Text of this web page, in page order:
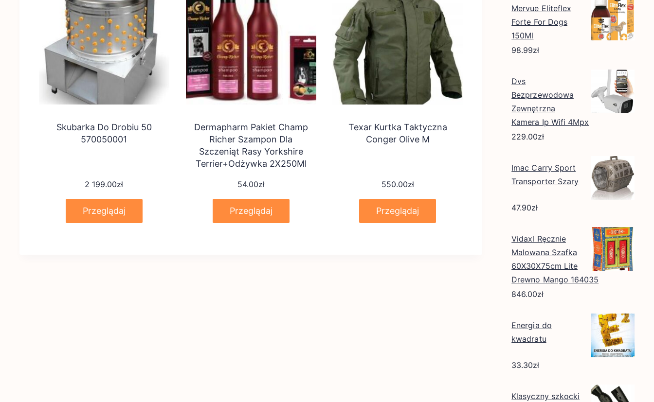
Skubarka Do Drobiu 50
570050001
2 199.00zł
Przeglądaj
Dermapharm Pakiet Champ
Richer Szampon Dla
Szczeniąt Rasy Yorkshire
Terrier+Odżywka 2X250Ml
54.00zł
Przeglądaj
Texar Kurtka Taktyczna
Conger Olive M
550.00zł
Przeglądaj
Mervue Eliteflex
Forte For Dogs
150Ml
98.99zł
Dvs
Bezprzewodowa
Zewnętrzna
Kamera Ip Wifi 4Mpx
229.00zł
Imac Carry Sport
Transporter Szary
47.90zł
Vidaxl Ręcznie
Malowana Szafka
60X30X75cm Lite
Drewno Mango 164035
846.00zł
Energia do
kwadratu
33.30zł
Klasyczny szkocki